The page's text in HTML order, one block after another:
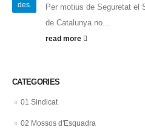
des.
Per motius de Seguretat el
de Catalunya no...
read more
CATEGORIES
01 Sindicat
02 Mossos d'Esquadra